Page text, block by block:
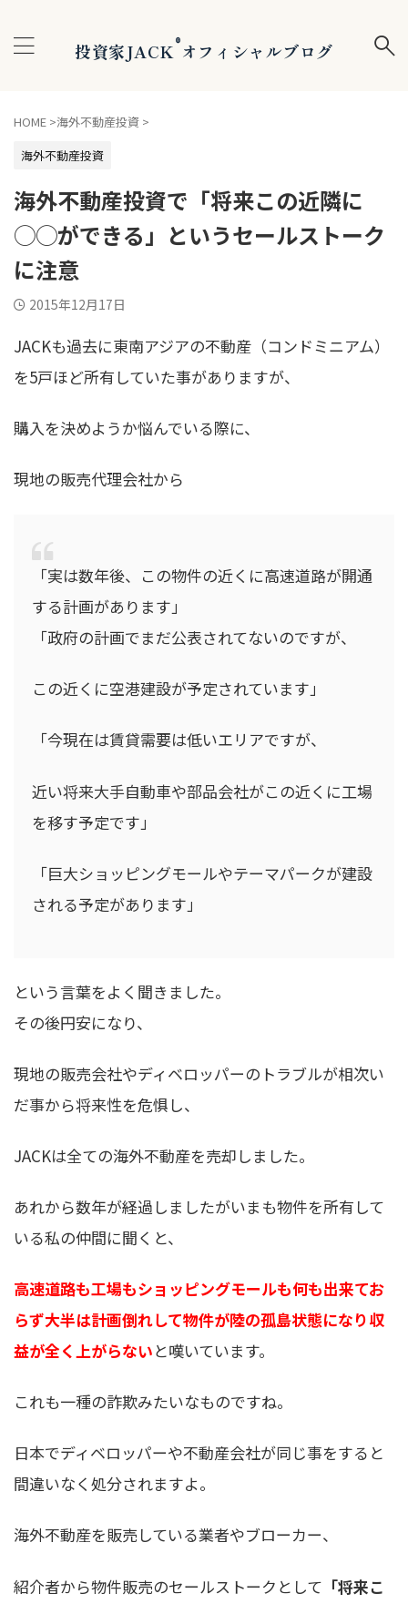
投資家JACK®オフィシャルブログ
HOME >海外不動産投資 >
海外不動産投資
海外不動産投資で「将来この近隣に
◯◯ができる」というセールストーク
に注意
2015年12月17日
JACKも過去に東南アジアの不動産（コンドミニアム）
を5戸ほど所有していた事がありますが、
購入を決めようか悩んでいる際に、
現地の販売代理会社から
「実は数年後、この物件の近くに高速道路が開通
する計画があります」
「政府の計画でまだ公表されてないのですが、
この近くに空港建設が予定されています」
「今現在は賃貸需要は低いエリアですが、
近い将来大手自動車や部品会社がこの近くに工場
を移す予定です」
「巨大ショッピングモールやテーマパークが建設
される予定があります」
という言葉をよく聞きました。
その後円安になり、
現地の販売会社やディベロッパーのトラブルが相次い
だ事から将来性を危惧し、
JACKは全ての海外不動産を売却しました。
あれから数年が経過しましたがいまも物件を所有して
いる私の仲間に聞くと、
高速道路も工場もショッピングモールも何も出来てお
らず大半は計画倒れして物件が陸の孤島状態になり収
益が全く上がらないと嘆いています。
これも一種の詐欺みたいなものですね。
日本でディベロッパーや不動産会社が同じ事をすると
間違いなく処分されますよ。
海外不動産を販売している業者やブローカー、
紹介者から物件販売のセールストークとして 「将来こ